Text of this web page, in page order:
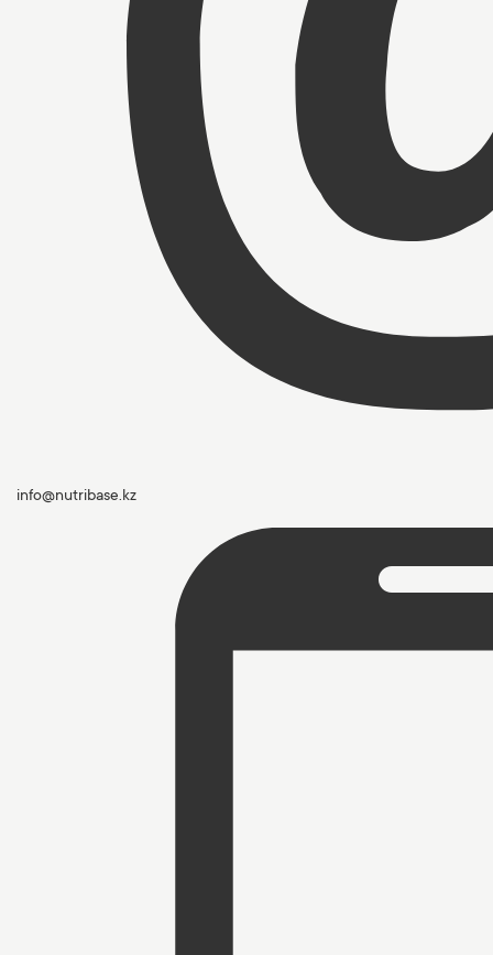
info@nutribase.kz